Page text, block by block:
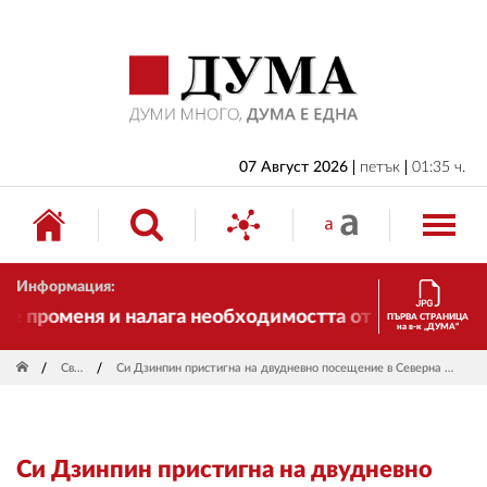
07 Август 2026 петък 01:35 ч.
Информация:
и налага необходимостта от
ПЪРВА СТРАНИЦА
на в-к „ДУМА“
Свят Си Дзинпин пристигна на двудневно посещение в Северна Корея
Си Дзинпин пристигна на двудневно
БЪЛГАРИЯ
ИКОНОМИКА
ИЗБОРИ
СВЯТ
ДРУГИ